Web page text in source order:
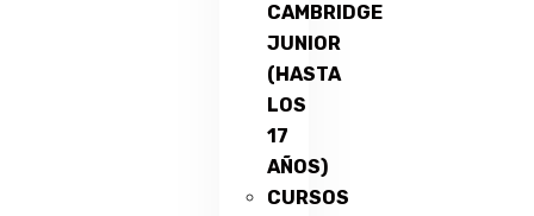
CAMBRIDGE
JUNIOR
(HASTA
LOS
17
AÑOS)
CURSOS